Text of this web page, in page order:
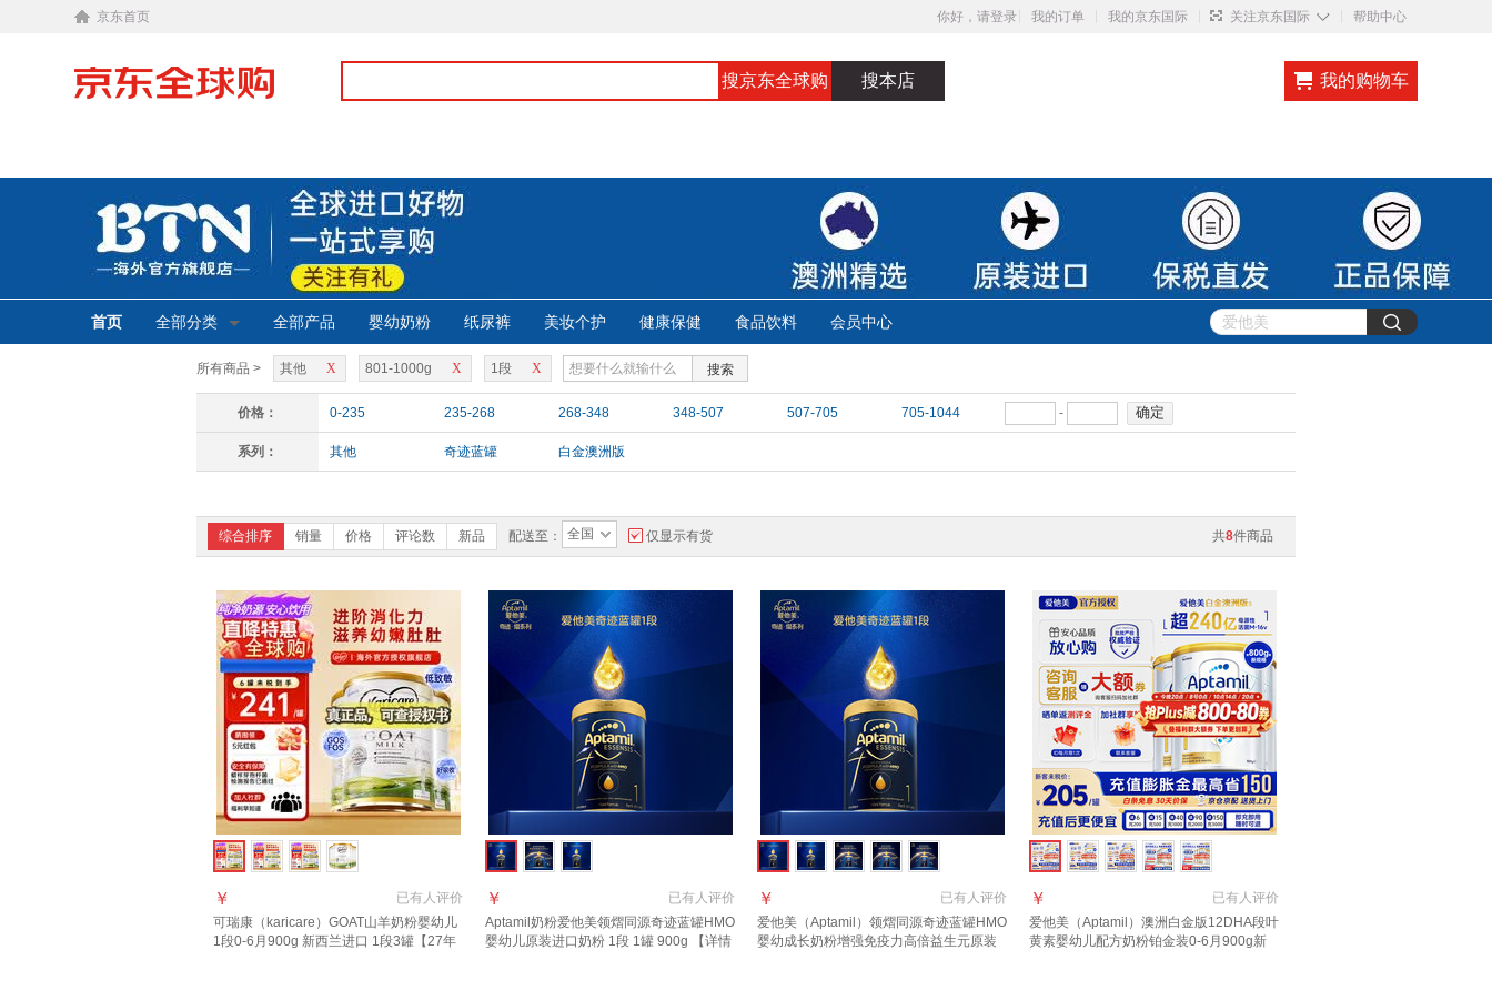
京东首页 你好，请登录 我的订单 我的京东国际 关注京东国际 ◇ 帮助中心
搜京东全球购 搜本店 我的购物车
首页 全部分类 全部产品 婴幼奶粉 纸尿裤 美妆个护 健康保健 食品饮料 会员中心
所有商品 > X
其他 X
801-1000g X
1段 搜索
价格： 0-235 235-268 268-348 348-507 507-705 705-1044 - 确定
系列： 其他 奇迹蓝罐 白金澳洲版
共8件商品
综合排序 销量 价格 评论数 新品 配送至： 全国 仅显示有货
已有人评价
￥
可瑞康（karicare）GOAT山羊奶粉婴幼儿
1段0-6月900g 新西兰进口 1段3罐【27年
已有人评价
￥
Aptamil奶粉爱他美领熠同源奇迹蓝罐HMO
婴幼儿原装进口奶粉 1段 1罐 900g 【详情
已有人评价
￥
爱他美（Aptamil）领熠同源奇迹蓝罐HMO
婴幼成长奶粉增强免疫力高倍益生元原装
已有人评价
￥
爱他美（Aptamil）澳洲白金版12DHA段叶
黄素婴幼儿配方奶粉铂金装0-6月900g新